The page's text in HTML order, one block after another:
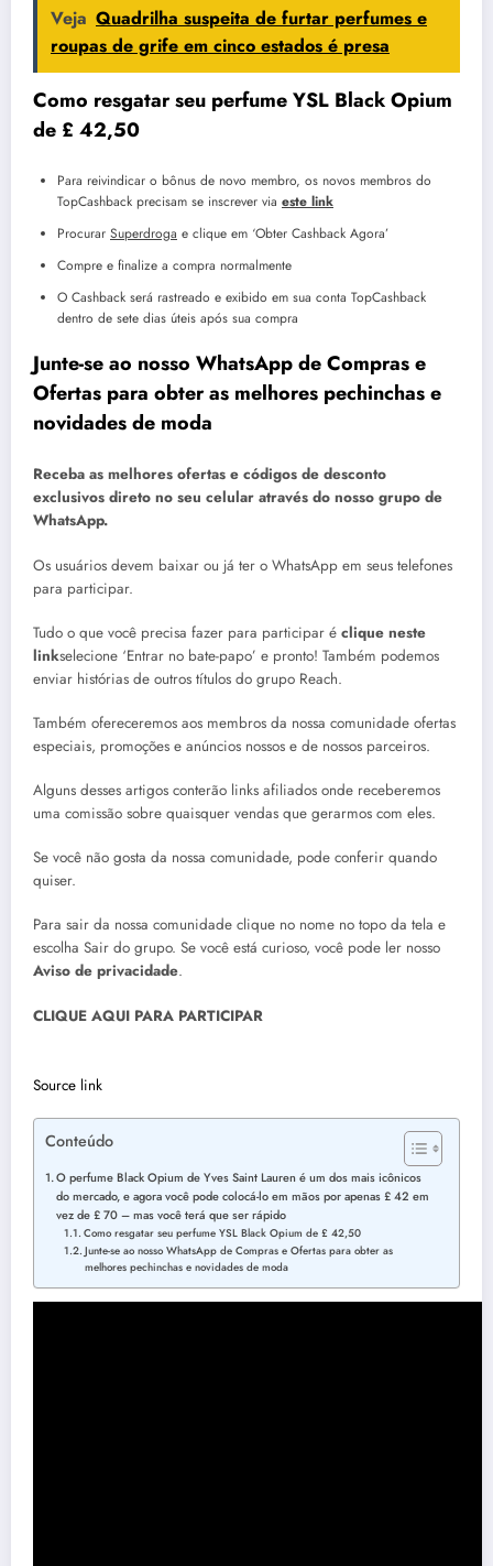
Veja Quadrilha suspeita de furtar perfumes e
roupas de grife em cinco estados é presa
Como resgatar seu perfume YSL Black Opium
de £ 42,50
Para reivindicar o bônus de novo membro, os novos membros do
TopCashback precisam se inscrever via este link
Procurar Superdroga e clique em ‘Obter Cashback Agora’
Compre e finalize a compra normalmente
O Cashback será rastreado e exibido em sua conta TopCashback
dentro de sete dias úteis após sua compra
Junte-se ao nosso WhatsApp de Compras e
Ofertas para obter as melhores pechinchas e
novidades de moda
Receba as melhores ofertas e códigos de desconto
exclusivos direto no seu celular através do nosso grupo de
WhatsApp.
Os usuários devem baixar ou já ter o WhatsApp em seus telefones
para participar.
Tudo o que você precisa fazer para participar é clique neste
linkselecione ‘Entrar no bate-papo’ e pronto! Também podemos
enviar histórias de outros títulos do grupo Reach.
Também ofereceremos aos membros da nossa comunidade ofertas
especiais, promoções e anúncios nossos e de nossos parceiros.
Alguns desses artigos conterão links afiliados onde receberemos
uma comissão sobre quaisquer vendas que gerarmos com eles.
Se você não gosta da nossa comunidade, pode conferir quando
quiser.
Para sair da nossa comunidade clique no nome no topo da tela e
escolha Sair do grupo. Se você está curioso, você pode ler nosso
Aviso de privacidade.
CLIQUE AQUI PARA PARTICIPAR
Source link
Conteúdo
O perfume Black Opium de Yves Saint Lauren é um dos mais icônicos
do mercado, e agora você pode colocá-lo em mãos por apenas £ 42 em
vez de £ 70 – mas você terá que ser rápido
Como resgatar seu perfume YSL Black Opium de £ 42,50
Junte-se ao nosso WhatsApp de Compras e Ofertas para obter as
melhores pechinchas e novidades de moda